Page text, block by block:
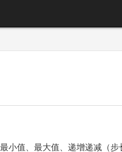
值、最大值、递增递减（